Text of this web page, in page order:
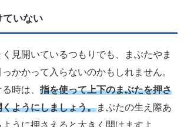
ていない
見開いているつもりでも、まぶたやま
かかって入らないのかもしれません。
時は、 指を使って上下のまぶたを押さ
ようにしましょう。まぶたの生え際あ
うに押さえると大きく開けますよ。